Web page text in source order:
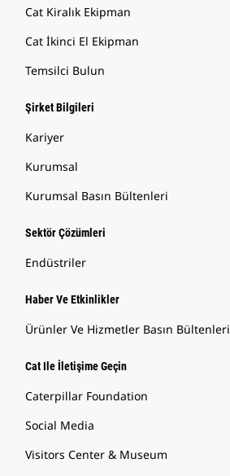
Cat Kiralık Ekipman
Cat İkinci El Ekipman
Temsilci Bulun
Şirket Bilgileri
Kariyer
Kurumsal
Kurumsal Basın Bültenleri
Sektör Çözümleri
Endüstriler
Haber Ve Etkinlikler
Ürünler Ve Hizmetler Basın Bültenleri
Cat Ile İletişime Geçin
Caterpillar Foundation
Social Media
Visitors Center & Museum